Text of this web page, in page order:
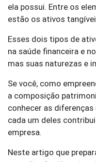
ela possui. Entre os
estão os ativos
Esses dois tipos de
na saúde financeira e
mas suas naturezas e
Se você, como
a composição
conhecer as
cada um deles
empresa.
Neste artigo que